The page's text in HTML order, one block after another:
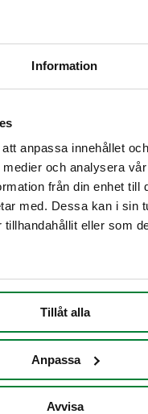
Information
anpassa innehållet
och analysera
från din enhet till
med. Dessa kan i sin
eller som
Tillåt alla
Anpassa
Avvisa
Säkkiteline 125 litran
Seinään kiinnitettävä
säkkiteline 125 L
Säkkiteline 60 litran
säkille
Säkinpidike 240 L
pehmeää muovia